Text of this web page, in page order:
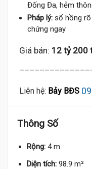
Đống Đa, hẻm
Pháp lý: sổ hồng rõ
chứng ngay
Giá bán: 12 tỷ 200
Liên hệ: Bảy BĐS
Thông Số
Rộng: 4 m
Diện tích: 98.9 m²